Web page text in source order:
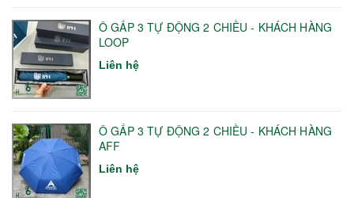
Ô GẤP 3 TỰ ĐỘNG 2 CHIỀU - KHÁCH HÀNG
LOOP
Liên hệ
Ô GẤP 3 TỰ ĐỘNG 2 CHIỀU - KHÁCH HÀNG
AFF
Liên hệ